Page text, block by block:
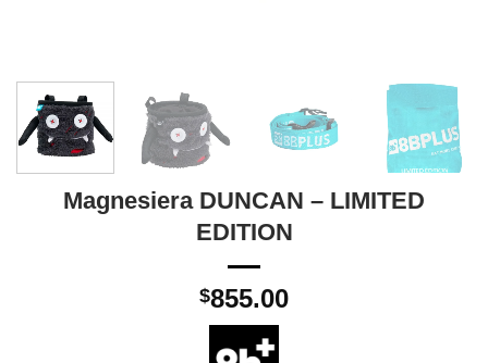
Magnesiera DUNCAN – LIMITED
EDITION
$855.00